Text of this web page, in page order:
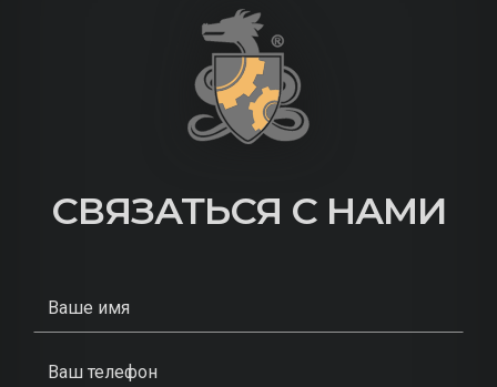
СВЯЗАТЬСЯ С НАМИ